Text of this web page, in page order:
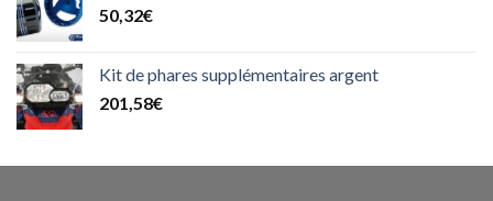
50,32€
Kit de phares supplémentaires argent
201,58€